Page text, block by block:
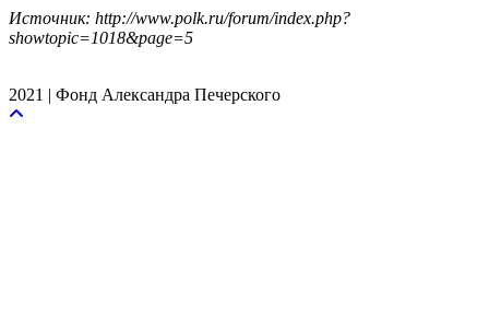
Источник: http://www.polk.ru/forum/index.php?
showtopic=1018&page=5
2021 | Фонд Александра Печерского